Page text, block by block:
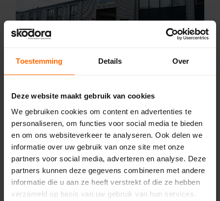
Toestemming Details Over
Deze website maakt gebruik van cookies
We gebruiken cookies om content en advertenties te
personaliseren, om functies voor social media te bieden
en om ons websiteverkeer te analyseren. Ook delen we
informatie over uw gebruik van onze site met onze
partners voor social media, adverteren en analyse. Deze
partners kunnen deze gegevens combineren met andere
informatie die u aan ze heeft verstrekt of die ze hebben
verzameld op basis van uw gebruik van hun services.
Pick-up point
Zeist – Van Houwelingen
de la Reylaan 34,
3707 TM Zeist
0513335000
zeist@skodora.nl
Selecteren als mijn vestiging
Bekijk vestiging info